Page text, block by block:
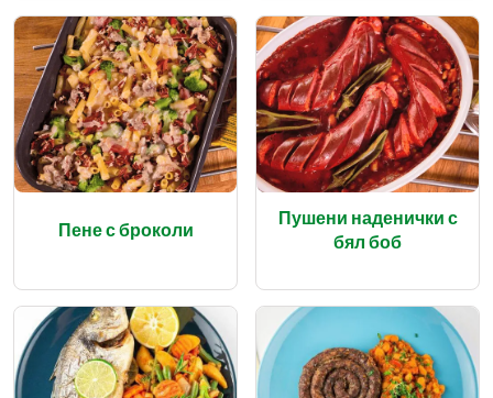
Пене с броколи
Пушени наденички с
бял боб